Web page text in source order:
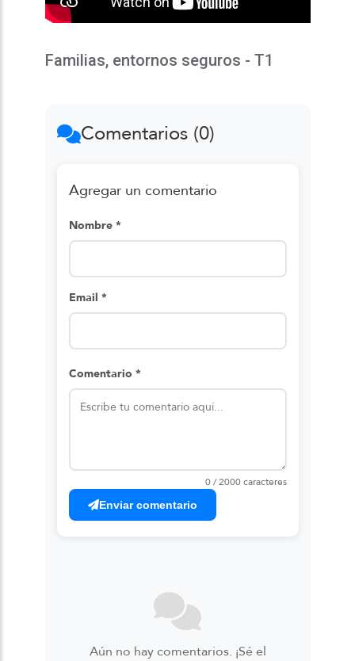
Familias, entornos seguros - T1
Comentarios (0)
Agregar un comentario
Nombre *
Email *
Comentario *
0 / 2000 caracteres
Enviar comentario
Aún no hay comentarios. ¡Sé el